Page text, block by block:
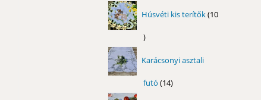
Húsvéti kis terítők 10
10
Karácsonyi asztali
futó 1414